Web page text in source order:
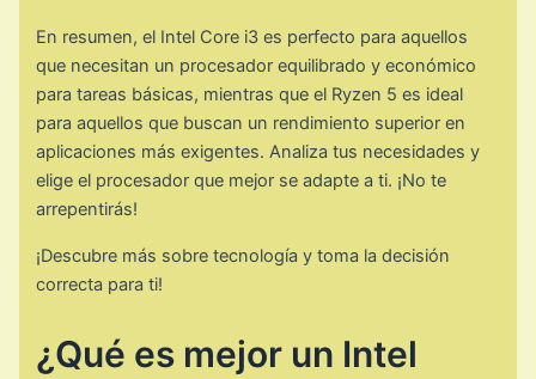
En resumen, el Intel Core i3 es perfecto para aquellos
que necesitan un procesador equilibrado y económico
para tareas básicas, mientras que el Ryzen 5 es ideal
para aquellos que buscan un rendimiento superior en
aplicaciones más exigentes. Analiza tus necesidades y
elige el procesador que mejor se adapte a ti. ¡No te
arrepentirás!
¡Descubre más sobre tecnología y toma la decisión
correcta para ti!
¿Qué es mejor un Intel